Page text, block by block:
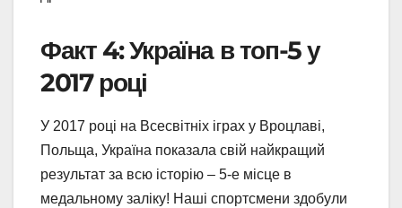
Факт 4: Україна в топ-5 у
2017 році
У 2017 році на Всесвітніх іграх у Вроцлаві,
Польща, Україна показала свій найкращий
результат за всю історію – 5-е місце в
медальному заліку! Наші спортсмени здобули